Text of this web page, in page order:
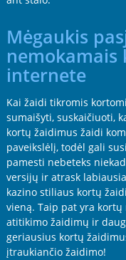
Mėgaukis
nemokamais
internete
Kai žaidi tikromis
sumaišyti, suskaičiuoti,
kortų žaidimus žaidi
paveikslėlį, todėl gali
pamesti nebeteks
versijų ir atrask
kazino stiliaus kortų
vieną. Taip pat yra
atitikimo žaidimų ir
geriausius kortų
įtraukiančio žaidimo!